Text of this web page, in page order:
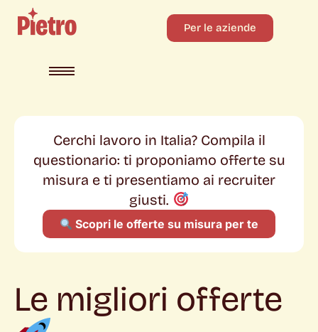
Per le aziende
Cerchi lavoro in Italia? Compila il
questionario: ti proponiamo offerte su
misura e ti presentiamo ai recruiter
giusti.
Scopri le offerte su misura per te
Le migliori offerte